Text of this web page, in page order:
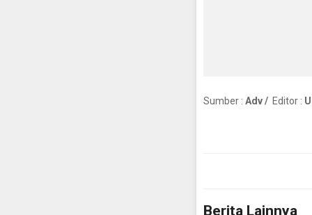
Sumber : Adv / Editor :
Berita Lainnya